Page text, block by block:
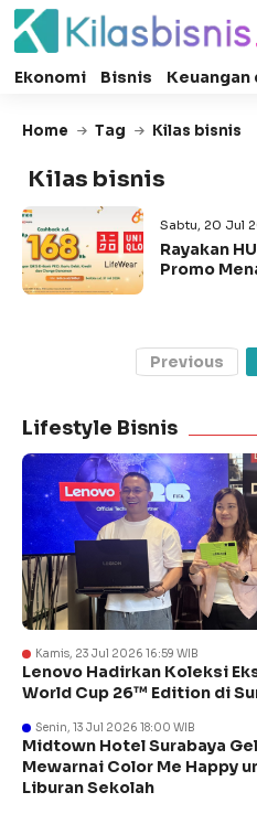
Ekonomi Bisnis Keuangan
Home Tag Kilas bisnis
Kilas bisnis
Sabtu, 20 Jul
Rayakan
Promo
Previous
Lifestyle Bisnis
Kamis, 23 Jul 2026 16:59 WIB
Lenovo Hadirkan Koleksi
World Cup 26™ Edition di
Senin, 13 Jul 2026 18:00 WIB
Midtown Hotel Surabaya
Mewarnai Color Me Happy
Liburan Sekolah